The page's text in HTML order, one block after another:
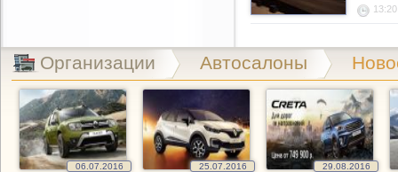
13:20
Организации Автосалоны
06.07.2016 25.07.2016 29.08.2016